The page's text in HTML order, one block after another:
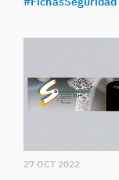
27 OCT 2022